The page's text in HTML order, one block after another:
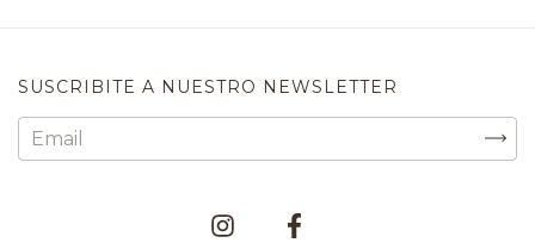
SUSCRIBITE A NUESTRO NEWSLETTER